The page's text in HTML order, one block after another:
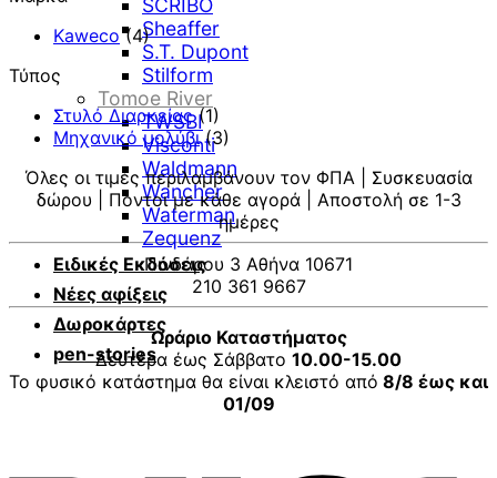
SCRIBO
Sheaffer
S.T. Dupont
Stilform
Tomoe River
TWSBI
Visconti
Waldmann
Wancher
Waterman
Zequenz
Ειδικές Εκδόσεις
Νέες αφίξεις
Δωροκάρτες
pen-stories
Kaweco (4)
Τύπος
Στυλό Διαρκείας (1)
Μηχανικό μολύβι (3)
Όλες οι τιμές περιλαμβάνουν τον ΦΠΑ | Συσκευασία
δώρου | Πόντοι με κάθε αγορά | Αποστολή σε 1-3
ημέρες
Πινδάρου 3 Αθήνα 10671
210 361 9667
Ωράριο Καταστήματος
Δευτέρα έως Σάββατο 10.00-15.00
Το φυσικό κατάστημα θα είναι κλειστό από 8/8 έως και
01/09